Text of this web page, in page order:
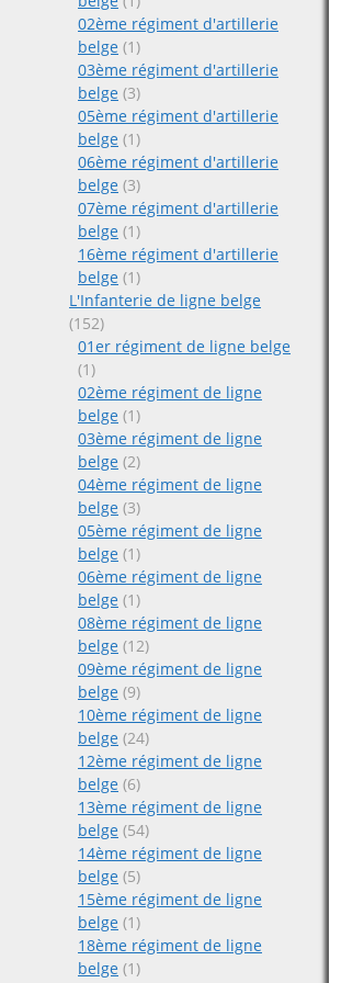
02ème régiment d'artillerie
belge (1)
03ème régiment d'artillerie
belge (3)
05ème régiment d'artillerie
belge (1)
06ème régiment d'artillerie
belge (3)
07ème régiment d'artillerie
belge (1)
16ème régiment d'artillerie
belge (1)
L'Infanterie de ligne belge
(152)
01er régiment de ligne belge
(1)
02ème régiment de ligne
belge (1)
03ème régiment de ligne
belge (2)
04ème régiment de ligne
belge (3)
05ème régiment de ligne
belge (1)
06ème régiment de ligne
belge (1)
08ème régiment de ligne
belge (12)
09ème régiment de ligne
belge (9)
10ème régiment de ligne
belge (24)
12ème régiment de ligne
belge (6)
13ème régiment de ligne
belge (54)
14ème régiment de ligne
belge (5)
15ème régiment de ligne
belge (1)
18ème régiment de ligne
belge (1)